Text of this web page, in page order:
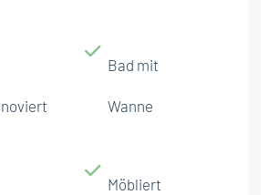
Bad mit
Wanne
Möbliert